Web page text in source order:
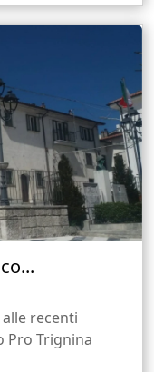
recenti
Pro Trignina